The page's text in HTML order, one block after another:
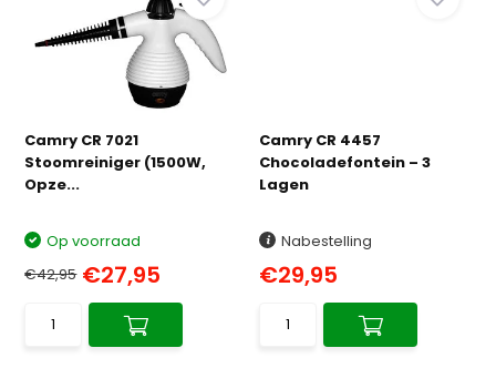
Camry CR 7021
Stoomreiniger (1500W,
Opze...
Op voorraad
€42,95 €27,95
Camry CR 4457
Chocoladefontein – 3
Lagen
Nabestelling
€29,95